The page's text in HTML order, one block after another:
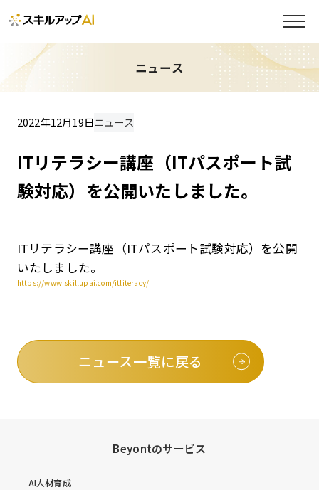
ニュース
2022年12月19日ニュース
ITリテラシー講座（ITパスポート試
験対応）を公開いたしました。
ITリテラシー講座（ITパスポート試験対応）を公開
いたしました。
https://www.skillupai.com/itliteracy/
ニュース一覧に戻る
Beyontのサービス
AI人材育成